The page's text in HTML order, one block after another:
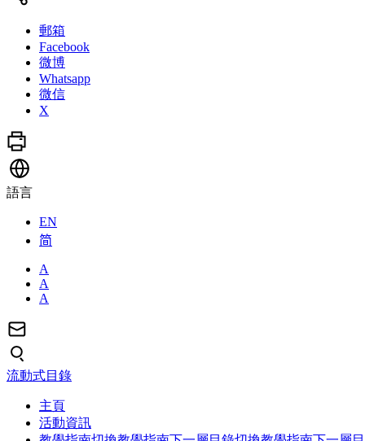
郵箱
Facebook
微博
Whatsapp
微信
X
語言
EN
简
A
A
A
流動式目錄
主頁
活動資訊